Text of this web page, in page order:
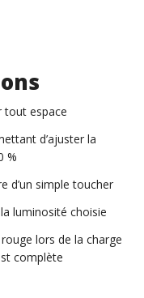
tout espace
d’ajuster la
%
d’un simple toucher
luminosité choisie
lors de la charge
complète